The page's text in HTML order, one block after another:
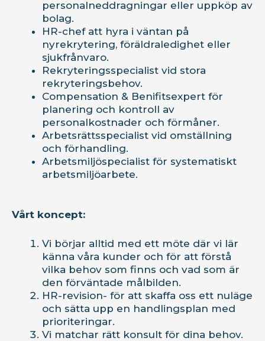
personalneddragningar eller uppköp av
bolag.
HR-chef att hyra i väntan på
nyrekrytering, föräldraledighet eller
sjukfrånvaro.
Rekryteringsspecialist vid stora
rekryteringsbehov.
Compensation & Benifitsexpert för
planering och kontroll av
personalkostnader och förmåner.
Arbetsrättsspecialist vid omställning
och förhandling.
Arbetsmiljöspecialist för systematiskt
arbetsmiljöarbete.
Vårt koncept:
Vi börjar alltid med ett möte där vi lär
känna våra kunder och för att förstå
vilka behov som finns och vad som är
den förväntade målbilden.
HR-revision- för att skaffa oss ett nuläge
och sätta upp en handlingsplan med
prioriteringar.
Vi matchar rätt konsult för dina behov.